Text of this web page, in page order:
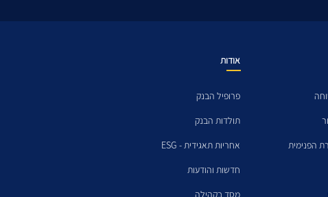
הפנימית
אודות
פרופיל הבנק
תולדות הבנק
אחריות תאגידית - ESG
חדשות והודעות